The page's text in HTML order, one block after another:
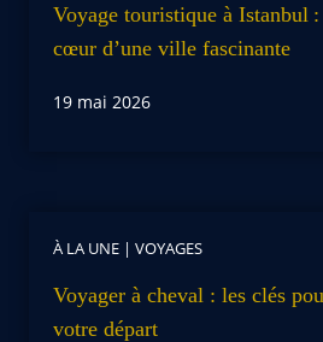
Voyage touristique à Istanbul
cœur d’une ville fascinante
19 mai 2026
À LA UNE | VOYAGES
Voyager à cheval : les clés
votre départ